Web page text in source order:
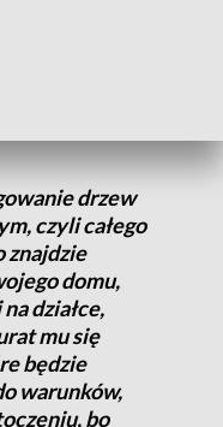
drzew
czyli całego
znajdzie
domu,
działce,
mu się
będzie
warunków,
bo